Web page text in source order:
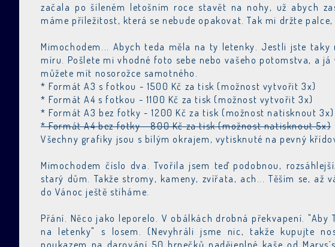
začala po šíleném letošním roce stavět na nohy, už abych
máme příležitost, která se nebude opakovat. Tak mi držte
Mimochodem... Abych teda měla na ty letenky. Jestli jste
míru. Pošlete mi vhodné foto sebe nebo vašeho potomstva, a
můžete mít nosorožce samotného.
* Formát A3 s fotkou - 1500 Kč za tisk (možnost vytvořit 3x)
* Formát A4 s fotkou - 1100 Kč za tisk (možnost vytvořit 3x)
* Formát A3 bez fotky - 1200 Kč za tisk (možnost natisknout 3x)
* Formát A4 bez fotky - 800 Kč za tisk (možnost natisknout 5x)
Všechny grafiky jsou s bílým okrajem, vytisknuté na pevný
Mimochodem číslo dva. Tvořila jsem teď podobnou,
starý dům. Takže stromy, kameny, zvířata, ach... Těším se, až
do Vánoc ještě stíháme.
Přání. Něco jako leporelo. V obálkách drobná překvapení.
na letenky" s losem. (Nevyhráli jsme nic, takže kupujte
poukazem na darování 50 hrnečků nadějeplné kaše od